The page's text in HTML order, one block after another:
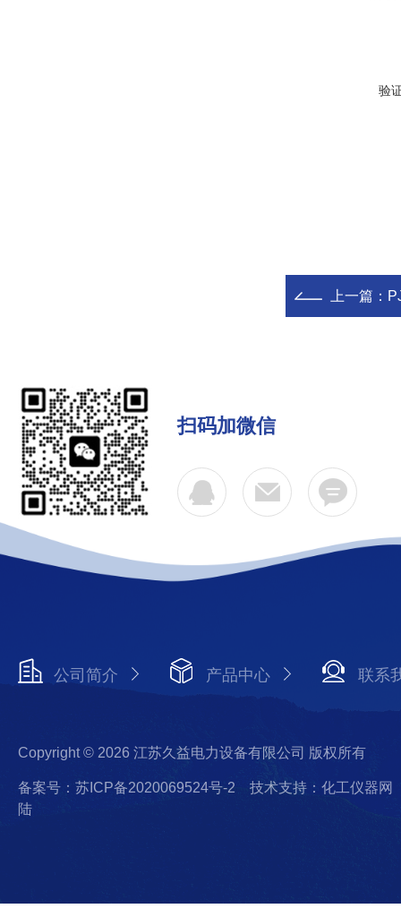
验
上一篇：
扫码加微信
公司简介 产品中心 联系
Copyright © 2026 江苏久益电力设备有限公司 版权所有
备案号：苏ICP备2020069524号-2
技术支持：化工仪器网
陆